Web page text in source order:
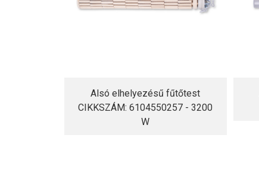
Alsó elhelyezésű fűtőtest
CIKKSZÁM: 6104550257 - 3200
W